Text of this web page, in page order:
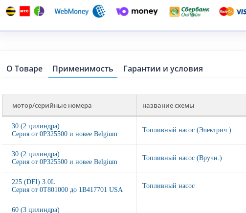
О Товаре Применимость Гарантии и условия
мотор/серийные номера название схемы
30 (2 цилиндра)
Серия от 0P325500 и новее Belgium
Топливный насос (Электрич.)
30 (2 цилиндра)
Серия от 0P325500 и новее Belgium
Топливный насос (Вручн.)
225 (DFI) 3.0L
Серия от 0T801000 до 1B417701 USA
Топливный насос
60 (3 цилиндра)